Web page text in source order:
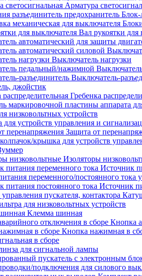
Арматура
Блок-
Вал рукоятки для
Выключатель нагрузки
Выключатель-
джойстик
Гребенка
низковольтных устройств
Защита от
крышка для устройств
Изоляторы
Источник
переменного/постоянного тока
Источник
для низковольтных устройств
Клемма шинная
Кнопка
Кнопка нажимная в
в сборе
для сигнальной лампы
подключения для силового